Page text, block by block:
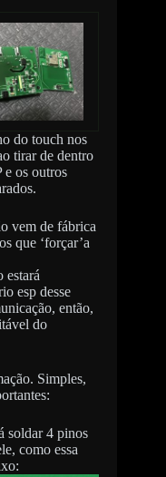
do touch nos
tirar de dentro
e os outros
vem de fábrica
que ‘forçar’a
estará
esp desse
então,
do
Simples,
soldar 4 pinos
como essa